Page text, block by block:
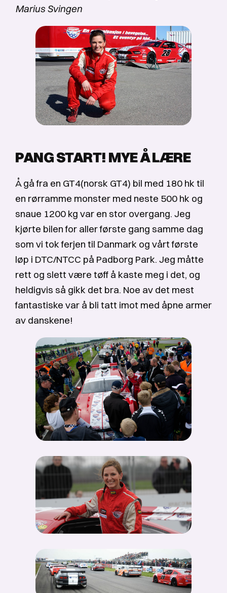
Marius Svingen
PANG START! MYE Å LÆRE
Å gå fra en GT4(norsk GT4) bil med 180 hk til
en rørramme monster med neste 500 hk og
snaue 1200 kg var en stor overgang. Jeg
kjørte bilen for aller første gang samme dag
som vi tok ferjen til Danmark og vårt første
løp i DTC/NTCC på Padborg Park. Jeg måtte
rett og slett være tøff å kaste meg i det, og
heldigvis så gikk det bra. Noe av det mest
fantastiske var å bli tatt imot med åpne armer
av danskene!